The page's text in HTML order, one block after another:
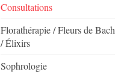
Consultations
Florathérapie / Fleurs de Bach
/ Élixirs
Sophrologie